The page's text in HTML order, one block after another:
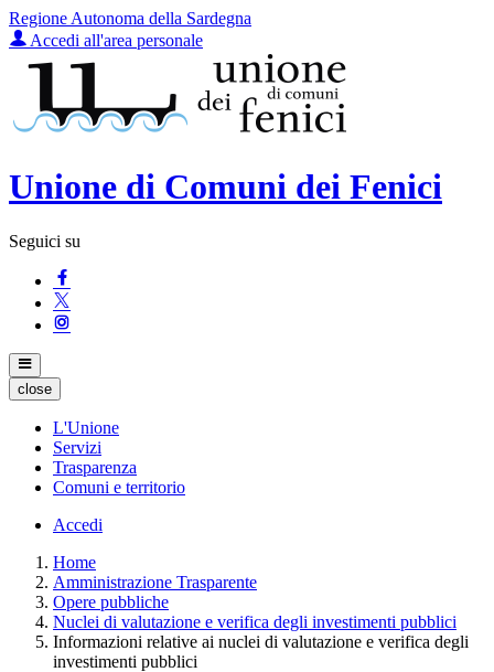
Regione Autonoma della Sardegna
Accedi all'area personale
Unione di Comuni dei Fenici
Seguici su
close
L'Unione
Servizi
Trasparenza
Comuni e territorio
Accedi
Home
Amministrazione Trasparente
Opere pubbliche
Nuclei di valutazione e verifica degli investimenti pubblici
Informazioni relative ai nuclei di valutazione e verifica degli
investimenti pubblici